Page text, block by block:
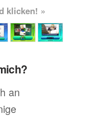
klicken! »
an